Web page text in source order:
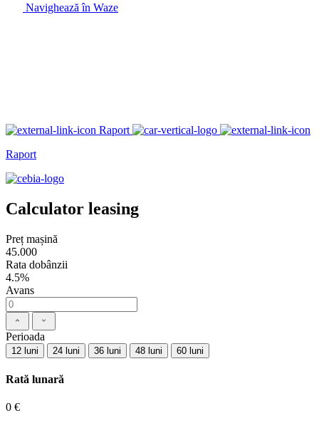
Navighează în Waze
Raport
Raport
Calculator leasing
Preț mașină
45.000
Rata dobânzii
4.5%
Avans
Perioada
12 luni 24 luni 36 luni 48 luni 60 luni
Rată lunară
0 €